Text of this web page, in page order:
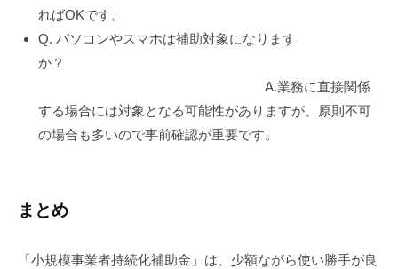
ればOKです。
Q. パソコンやスマホは補助対象になります
か？
A.業務に直接関係
する場合には対象となる可能性がありますが、原則不可
の場合も多いので事前確認が重要です。
まとめ
「小規模事業者持続化補助金」は、少額ながら使い勝手が良